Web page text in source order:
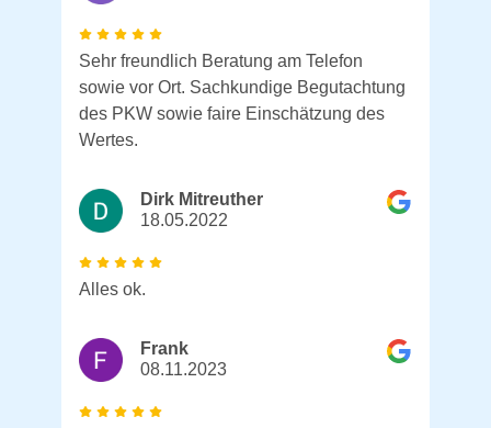
Sehr freundlich Beratung am Telefon
sowie vor Ort. Sachkundige Begutachtung
des PKW sowie faire Einschätzung des
Wertes.
Dirk Mitreuther
18.05.2022
Alles ok.
Frank
08.11.2023